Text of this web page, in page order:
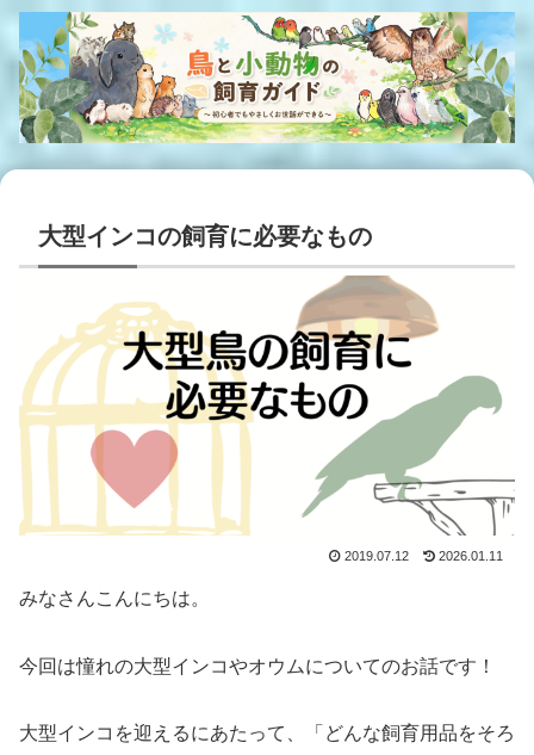
大型インコの飼育に必要なもの
2019.07.12 2026.01.11
みなさんこんにちは。
今回は憧れの大型インコやオウムについてのお話です！
大型インコを迎えるにあたって、「どんな飼育用品をそろ